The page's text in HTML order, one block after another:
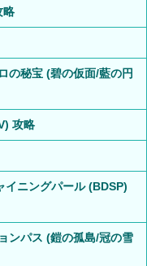
略
の秘宝 (碧の仮面/藍の円
攻略
イニングパール (BDSP)
ンパス (鎧の孤島/冠の雪